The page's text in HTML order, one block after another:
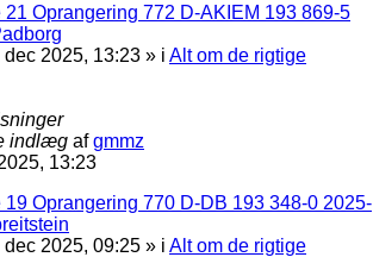
21 Oprangering 772 D-AKIEM 193 869-5
dec 2025, 13:23 » i Alt om de rigtige
indlæg afgmmz
13:23
19 Oprangering 770 D-DB 193 348-0 2025-
dec 2025, 09:25 » i Alt om de rigtige